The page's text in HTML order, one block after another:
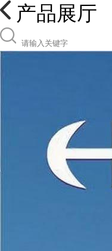
产品展厅